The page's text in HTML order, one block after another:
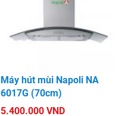
Máy hút mùi Napoli NA
6017G (70cm)
5.400.000 VND